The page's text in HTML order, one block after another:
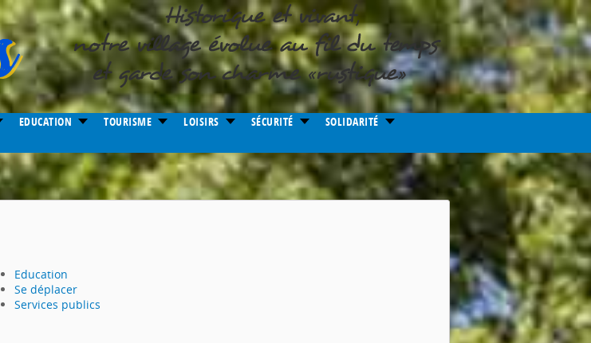
EDUCATION TOURISME LOISIRS SÉCURITÉ SOLIDARITÉ
Education
Se déplacer
Services publics